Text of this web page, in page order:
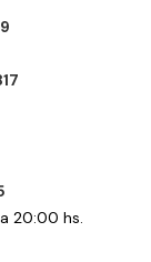
20:00 hs.